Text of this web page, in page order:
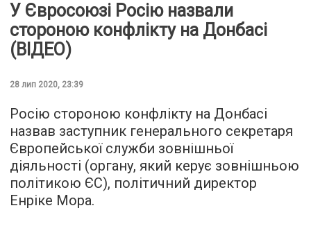
У Євросоюзі Росію назвали
стороною конфлікту на Донбасі
(ВІДЕО)
28 лип 2020, 23:39
Росію стороною конфлікту на Донбасі
назвав заступник генерального секретаря
Європейської служби зовнішньої
діяльності (органу, який керує зовнішньою
політикою ЄС), політичний директор
Енріке Мора.